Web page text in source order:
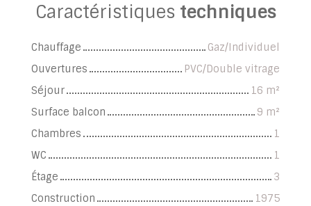
Caractéristiques techniques
Chauffage
Gaz/Individuel
Ouvertures
PVC/Double vitrage
Séjour
16 m²
Surface balcon
9 m²
Chambres
1
WC
1
Étage
3
Construction
1975